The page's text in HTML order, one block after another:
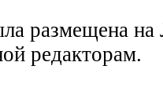
размещена на
редакторам.